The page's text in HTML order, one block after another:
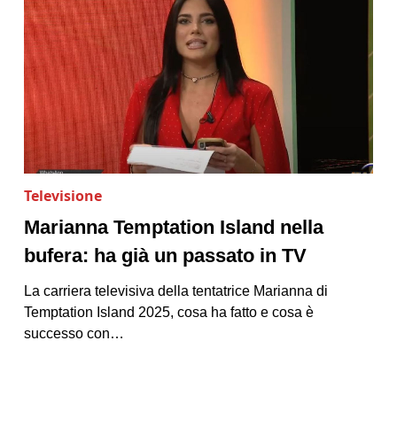
Televisione
Marianna Temptation Island nella
bufera: ha già un passato in TV
La carriera televisiva della tentatrice Marianna di
Temptation Island 2025, cosa ha fatto e cosa è
successo con…